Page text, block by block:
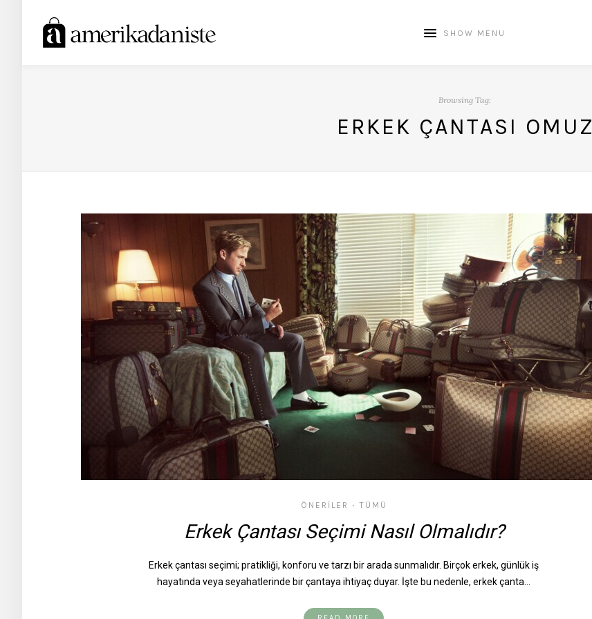
SHOW MENU
Browsing Tag:
ERKEK ÇANTASI OMUZ
ÖNERILER • TÜMÜ
Erkek Çantası Seçimi Nasıl Olmalıdır?
Erkek çantası seçimi; pratikliği, konforu ve tarzı bir arada sunmalıdır. Birçok erkek, günlük iş
hayatında veya seyahatlerinde bir çantaya ihtiyaç duyar. İşte bu nedenle, erkek çanta…